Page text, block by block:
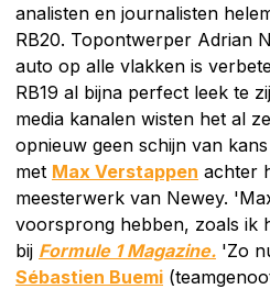
analisten en journalisten
RB20. Topontwerper Adrian
auto op alle vlakken is
RB19 al bijna perfect leek te
media kanalen wisten het al
opnieuw geen schijn van
met Max Verstappen achter
meesterwerk van Newey.
voorsprong hebben, zoals ik
bij Formule 1 Magazine. 'Zo
Sébastien Buemi